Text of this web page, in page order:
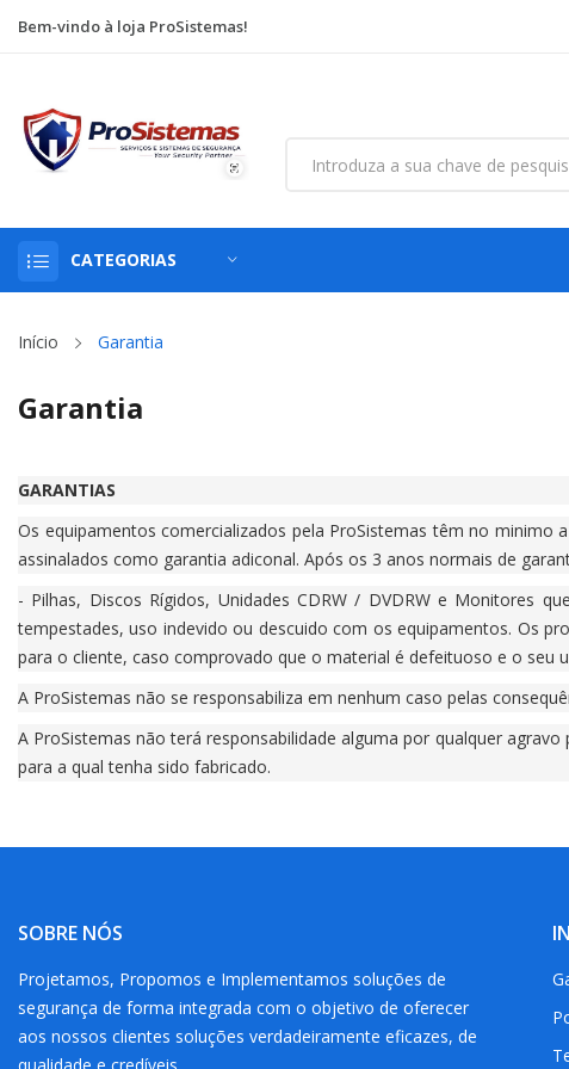
Bem-vindo à loja ProSistemas!
CATEGORIAS
Início Garantia
Garantia
GARANTIAS
Os equipamentos comercializados pela ProSistemas têm no
assinalados como garantia adiconal. Após os 3 anos normais de
- Pilhas, Discos Rígidos, Unidades CDRW / DVDRW e Monitores
tempestades, uso indevido ou descuido com os equipamentos. Os
para o cliente, caso comprovado que o material é defeituoso e o seu
A ProSistemas não se responsabiliza em nenhum caso pelas
A ProSistemas não terá responsabilidade alguma por qualquer
para a qual tenha sido fabricado.
SOBRE NÓS
Projetamos, Propomos e Implementamos soluções de
segurança de forma integrada com o objetivo de oferecer
aos nossos clientes soluções verdadeiramente eficazes, de